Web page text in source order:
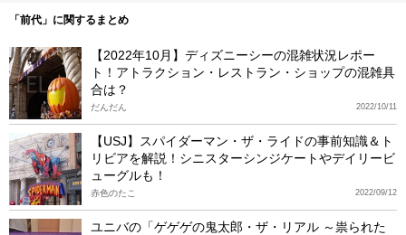
「前代」に関するまとめ
【2022年10月】ディズニーシーの混雑状況レポー
ト！アトラクション・レストラン・ショップの混雑具
合は？
2022/10/11
だんだん
【USJ】スパイダーマン・ザ・ライドの事前知識＆ト
リビアを解説！シニスターシンジケートやデイリービ
ューグルも！
2022/09/12
赤色のたこ
ユニバの「ゲゲゲの鬼太郎・ザ・リアル ～祟られた